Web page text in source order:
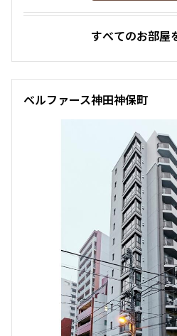
192,000円
50.71㎡
三井の賃貸 駅近
お問合せ
２２８
212,000円
1.0ヶ月 1.0
すべてのお部屋
ベルファース神田神保町